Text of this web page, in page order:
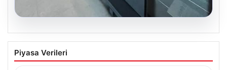
04.08.2026
Açık Alan Mimarisinde Estetik ve bahçe
mutfağı Çözümleri
Piyasa Verileri